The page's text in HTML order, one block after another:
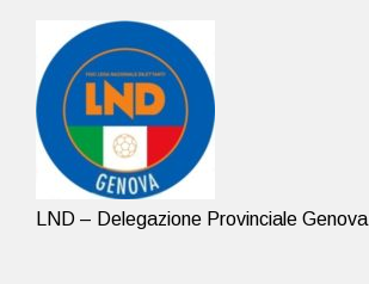
LND – Delegazione Provinciale Genova